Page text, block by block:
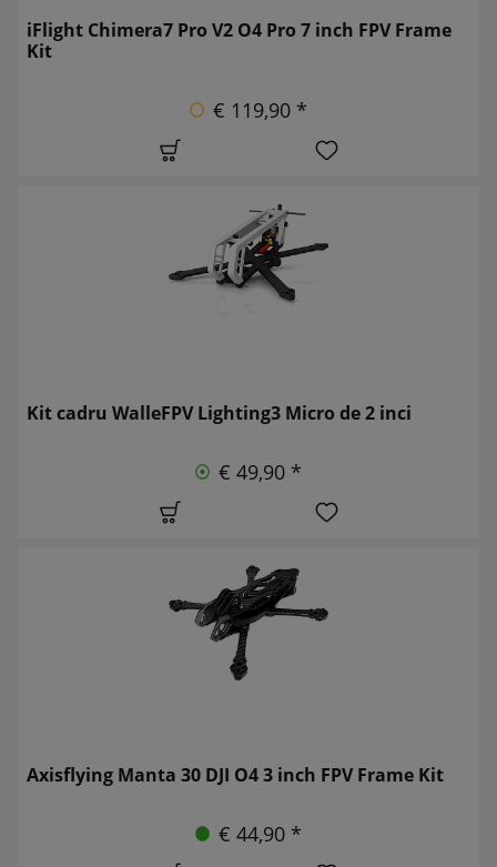
iFlight Chimera7 Pro V2 O4 Pro 7 inch FPV Frame
Kit
€ 119,90 *
Kit cadru WalleFPV Lighting3 Micro de 2 inci
€ 49,90 *
Axisflying Manta 30 DJI O4 3 inch FPV Frame Kit
€ 44,90 *